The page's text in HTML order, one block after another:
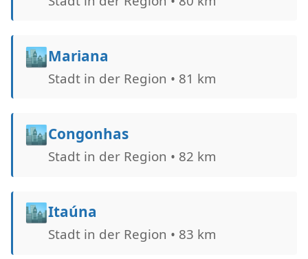
🏙️Mariana
Stadt in der Region • 81 km
🏙️Congonhas
Stadt in der Region • 82 km
🏙️Itaúna
Stadt in der Region • 83 km